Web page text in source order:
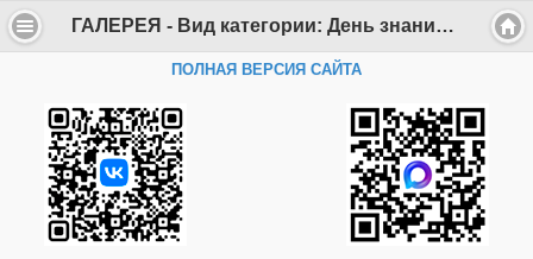
ГАЛЕРЕЯ - Вид категории: День знаний 01.09.2017 - Фото: День знаний 01.09.2017_34 - Департамент образования Администрации г. Саров
ПОЛНАЯ ВЕРСИЯ САЙТА